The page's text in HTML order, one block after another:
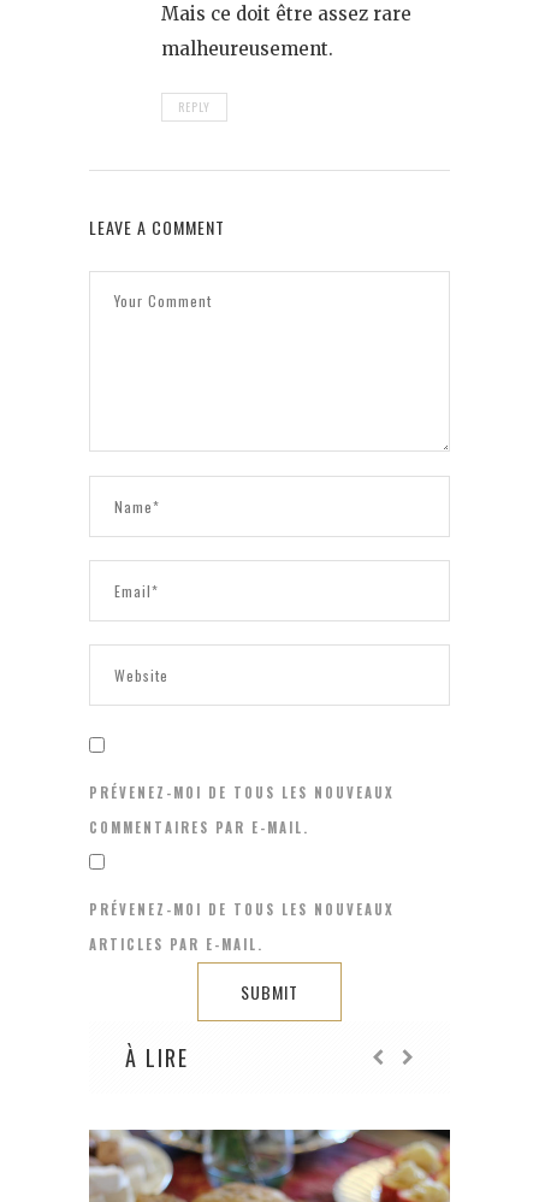
Mais ce doit être assez rare
malheureusement.
REPLY
LEAVE A COMMENT
PRÉVENEZ-MOI DE TOUS LES NOUVEAUX
COMMENTAIRES PAR E-MAIL.
PRÉVENEZ-MOI DE TOUS LES NOUVEAUX
ARTICLES PAR E-MAIL.
À LIRE